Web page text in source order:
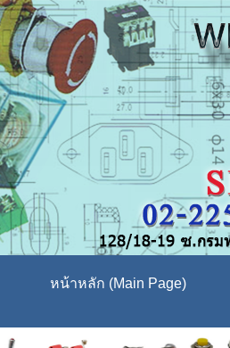
หน้าหลัก (Main Page)